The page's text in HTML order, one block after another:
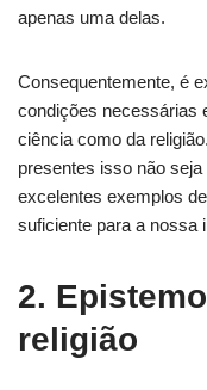
apenas uma delas.
Consequentemente, é
condições necessárias
ciência como da
presentes isso não
excelentes exemplos
suficiente para a nossa
2.
religião